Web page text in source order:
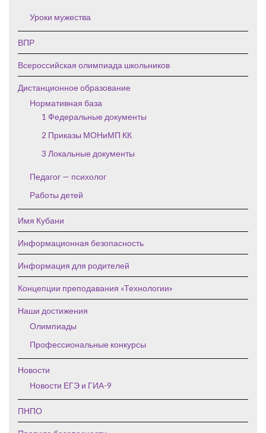
Уроки мужества
ВПР
Всероссийская олимпиада школьников
Дистанционное образование
Нормативная база
1 Федеральные документы
2 Приказы МОНиМП КК
3 Локальные документы
Педагог — психолог
Работы детей
Имя Кубани
Информационная безопасность
Информация для родителей
Концепции преподавания «Технологии»
Наши достижения
Олимпиады
Профессиональные конкурсы
Новости
Новости ЕГЭ и ГИА-9
ПНПО